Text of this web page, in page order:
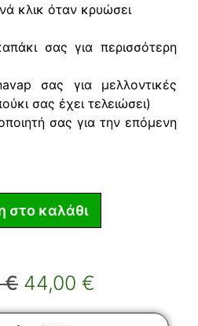
κλικ όταν κρυώσει
σας για περισσότερη
σας για μελλοντικές
σας έχει τελειώσει)
σας για την επόμενη
στο καλάθι
€ 44,00 €